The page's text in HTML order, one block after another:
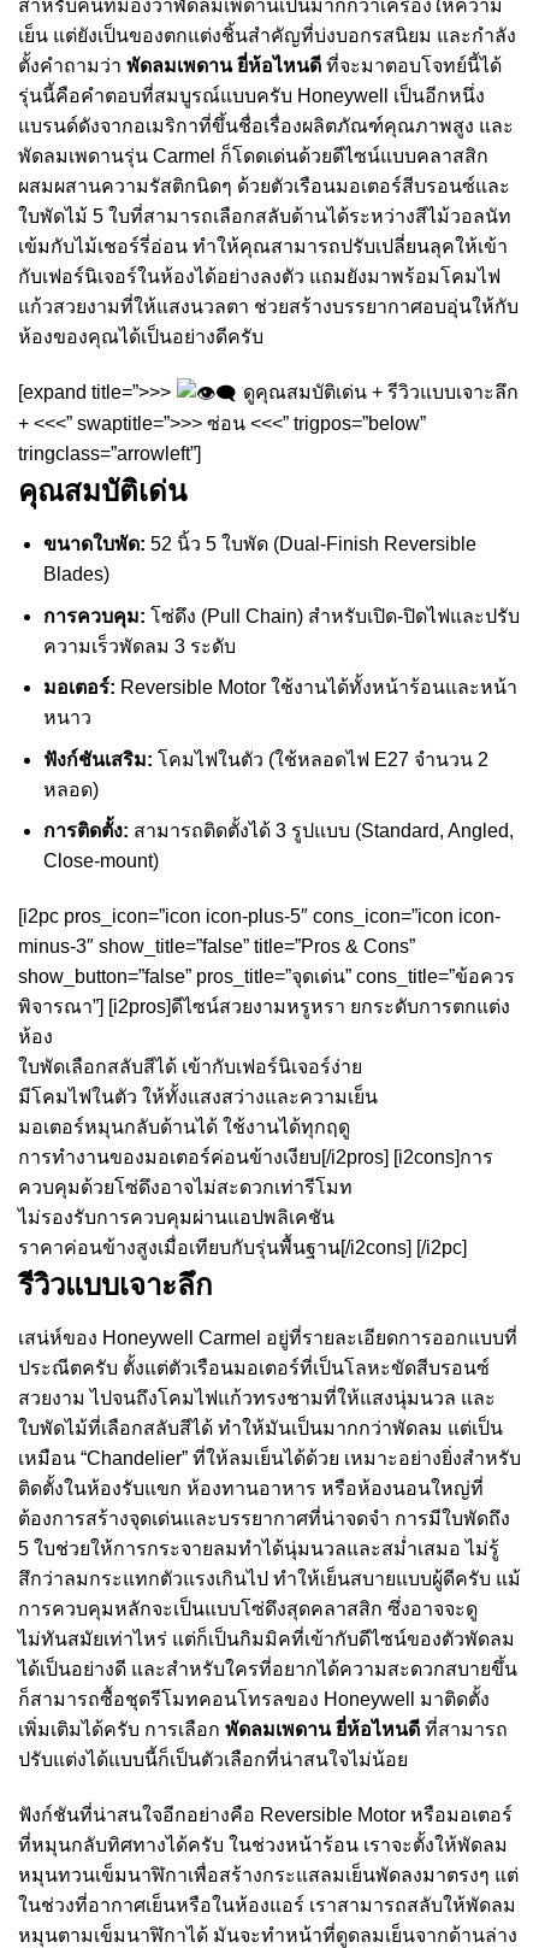
สำหรับคนที่มองว่าพัดลมเพดานเป็นมากกว่าเครื่องให้ความ
เย็น แต่ยังเป็นของตกแต่งชิ้นสำคัญที่บ่งบอกรสนิยม และกำลัง
ตั้งคำถามว่า พัดลมเพดาน ยี่ห้อไหนดี ที่จะมาตอบโจทย์นี้ได้
รุ่นนี้คือคำตอบที่สมบูรณ์แบบครับ Honeywell เป็นอีกหนึ่ง
แบรนด์ดังจากอเมริกาที่ขึ้นชื่อเรื่องผลิตภัณฑ์คุณภาพสูง และ
พัดลมเพดานรุ่น Carmel ก็โดดเด่นด้วยดีไซน์แบบคลาสสิก
ผสมผสานความรัสติกนิดๆ ด้วยตัวเรือนมอเตอร์สีบรอนซ์และ
ใบพัดไม้ 5 ใบที่สามารถเลือกสลับด้านได้ระหว่างสีไม้วอลนัท
เข้มกับไม้เชอร์รี่อ่อน ทำให้คุณสามารถปรับเปลี่ยนลุคให้เข้า
กับเฟอร์นิเจอร์ในห้องได้อย่างลงตัว แถมยังมาพร้อมโคมไฟ
แก้วสวยงามที่ให้แสงนวลตา ช่วยสร้างบรรยากาศอบอุ่นให้กับ
ห้องของคุณได้เป็นอย่างดีครับ
[expand title=”>>>
ดูคุณสมบัติเด่น + รีวิวแบบเจาะลึก
+ <<<” swaptitle=”>>> ซ่อน <<<” trigpos=”below”
tringclass=”arrowleft”]
คุณสมบัติเด่น
ขนาดใบพัด: 52 นิ้ว 5 ใบพัด (Dual-Finish Reversible
Blades)
การควบคุม: โซ่ดึง (Pull Chain) สำหรับเปิด-ปิดไฟและปรับ
ความเร็วพัดลม 3 ระดับ
มอเตอร์: Reversible Motor ใช้งานได้ทั้งหน้าร้อนและหน้า
หนาว
ฟังก์ชันเสริม: โคมไฟในตัว (ใช้หลอดไฟ E27 จำนวน 2
หลอด)
การติดตั้ง: สามารถติดตั้งได้ 3 รูปแบบ (Standard, Angled,
Close-mount)
[i2pc pros_icon=”icon icon-plus-5″ cons_icon=”icon icon-
minus-3″ show_title=”false” title=”Pros & Cons”
show_button=”false” pros_title=”จุดเด่น” cons_title=”ข้อควร
พิจารณา”] [i2pros]ดีไซน์สวยงามหรูหรา ยกระดับการตกแต่ง
ห้อง
ใบพัดเลือกสลับสีได้ เข้ากับเฟอร์นิเจอร์ง่าย
มีโคมไฟในตัว ให้ทั้งแสงสว่างและความเย็น
มอเตอร์หมุนกลับด้านได้ ใช้งานได้ทุกฤดู
การทำงานของมอเตอร์ค่อนข้างเงียบ[/i2pros] [i2cons]การ
ควบคุมด้วยโซ่ดึงอาจไม่สะดวกเท่ารีโมท
ไม่รองรับการควบคุมผ่านแอปพลิเคชัน
ราคาค่อนข้างสูงเมื่อเทียบกับรุ่นพื้นฐาน[/i2cons] [/i2pc]
รีวิวแบบเจาะลึก
เสน่ห์ของ Honeywell Carmel อยู่ที่รายละเอียดการออกแบบที่
ประณีตครับ ตั้งแต่ตัวเรือนมอเตอร์ที่เป็นโลหะขัดสีบรอนซ์
สวยงาม ไปจนถึงโคมไฟแก้วทรงชามที่ให้แสงนุ่มนวล และ
ใบพัดไม้ที่เลือกสลับสีได้ ทำให้มันเป็นมากกว่าพัดลม แต่เป็น
เหมือน “Chandelier” ที่ให้ลมเย็นได้ด้วย เหมาะอย่างยิ่งสำหรับ
ติดตั้งในห้องรับแขก ห้องทานอาหาร หรือห้องนอนใหญ่ที่
ต้องการสร้างจุดเด่นและบรรยากาศที่น่าจดจำ การมีใบพัดถึง
5 ใบช่วยให้การกระจายลมทำได้นุ่มนวลและสม่ำเสมอ ไม่รู้
สึกว่าลมกระแทกตัวแรงเกินไป ทำให้เย็นสบายแบบผู้ดีครับ แม้
การควบคุมหลักจะเป็นแบบโซ่ดึงสุดคลาสสิก ซึ่งอาจจะดู
ไม่ทันสมัยเท่าไหร่ แต่ก็เป็นกิมมิคที่เข้ากับดีไซน์ของตัวพัดลม
ได้เป็นอย่างดี และสำหรับใครที่อยากได้ความสะดวกสบายขึ้น
ก็สามารถซื้อชุดรีโมทคอนโทรลของ Honeywell มาติดตั้ง
เพิ่มเติมได้ครับ การเลือก พัดลมเพดาน ยี่ห้อไหนดี ที่สามารถ
ปรับแต่งได้แบบนี้ก็เป็นตัวเลือกที่น่าสนใจไม่น้อย
ฟังก์ชันที่น่าสนใจอีกอย่างคือ Reversible Motor หรือมอเตอร์
ที่หมุนกลับทิศทางได้ครับ ในช่วงหน้าร้อน เราจะตั้งให้พัดลม
หมุนทวนเข็มนาฬิกาเพื่อสร้างกระแสลมเย็นพัดลงมาตรงๆ แต่
ในช่วงที่อากาศเย็นหรือในห้องแอร์ เราสามารถสลับให้พัดลม
หมุนตามเข็มนาฬิกาได้ มันจะทำหน้าที่ดูดลมเย็นจากด้านล่าง